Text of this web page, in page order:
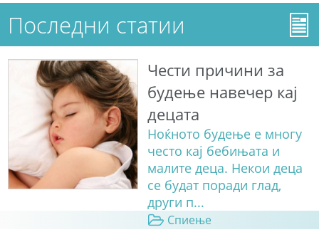
Последни статии
Чести причини за
будење навечер кај
децата
Ноќното будење е многу
често кај бебињата и
малите деца. Некои деца
се будат поради глад,
други п...
Спиење